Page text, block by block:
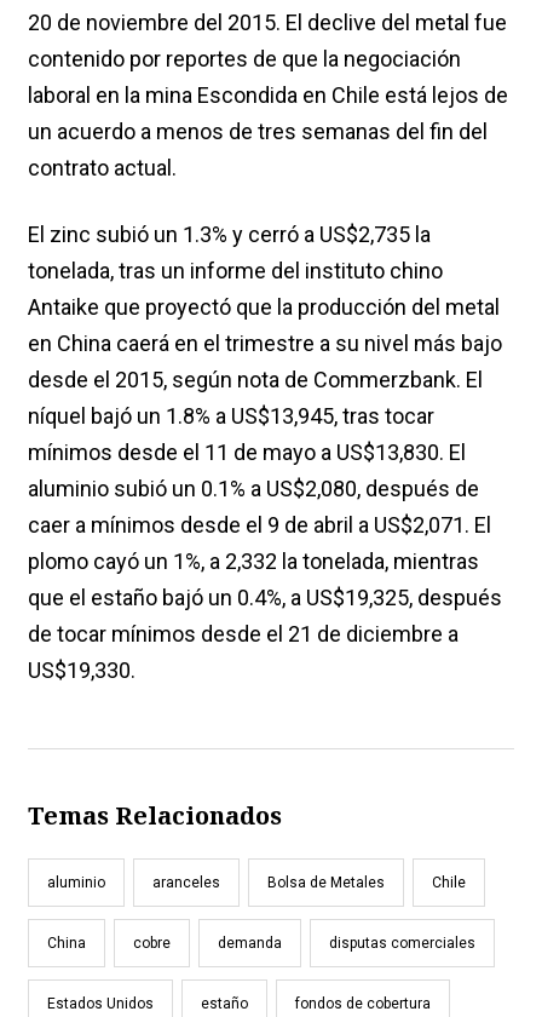
20 de noviembre del 2015. El declive del metal fue
contenido por reportes de que la negociación
laboral en la mina Escondida en Chile está lejos de
un acuerdo a menos de tres semanas del fin del
contrato actual.
El zinc subió un 1.3% y cerró a US$2,735 la
tonelada, tras un informe del instituto chino
Antaike que proyectó que la producción del metal
en China caerá en el trimestre a su nivel más bajo
desde el 2015, según nota de Commerzbank. El
níquel bajó un 1.8% a US$13,945, tras tocar
mínimos desde el 11 de mayo a US$13,830. El
aluminio subió un 0.1% a US$2,080, después de
caer a mínimos desde el 9 de abril a US$2,071. El
plomo cayó un 1%, a 2,332 la tonelada, mientras
que el estaño bajó un 0.4%, a US$19,325, después
de tocar mínimos desde el 21 de diciembre a
US$19,330.
Temas Relacionados
aluminio aranceles Bolsa de Metales Chile
China cobre demanda disputas comerciales
Estados Unidos estaño fondos de cobertura